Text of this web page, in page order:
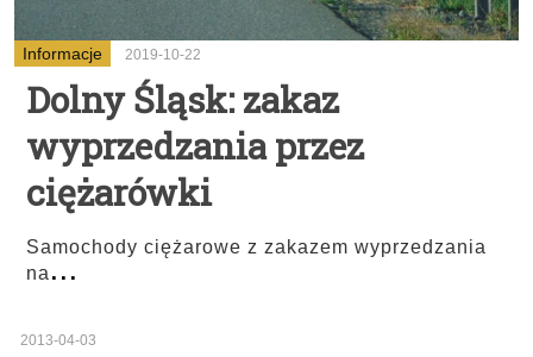
Informacje 2019-10-22
Dolny Śląsk: zakaz
wyprzedzania przez
ciężarówki
Samochody ciężarowe z zakazem wyprzedzania
na...
2013-04-03